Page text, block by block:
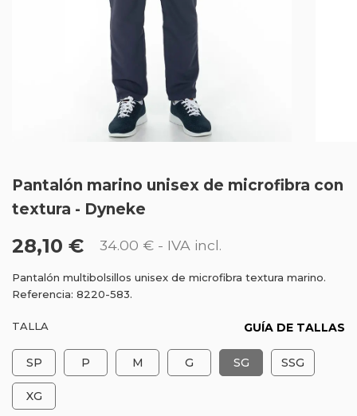
Pantalón marino unisex de microfibra con
textura - Dyneke
28,10 € 34.00 € - IVA incl.
Pantalón multibolsillos unisex de microfibra textura marino.
Referencia: 8220-583.
TALLA GUÍA DE TALLAS
SP P M G SG SSG
XG